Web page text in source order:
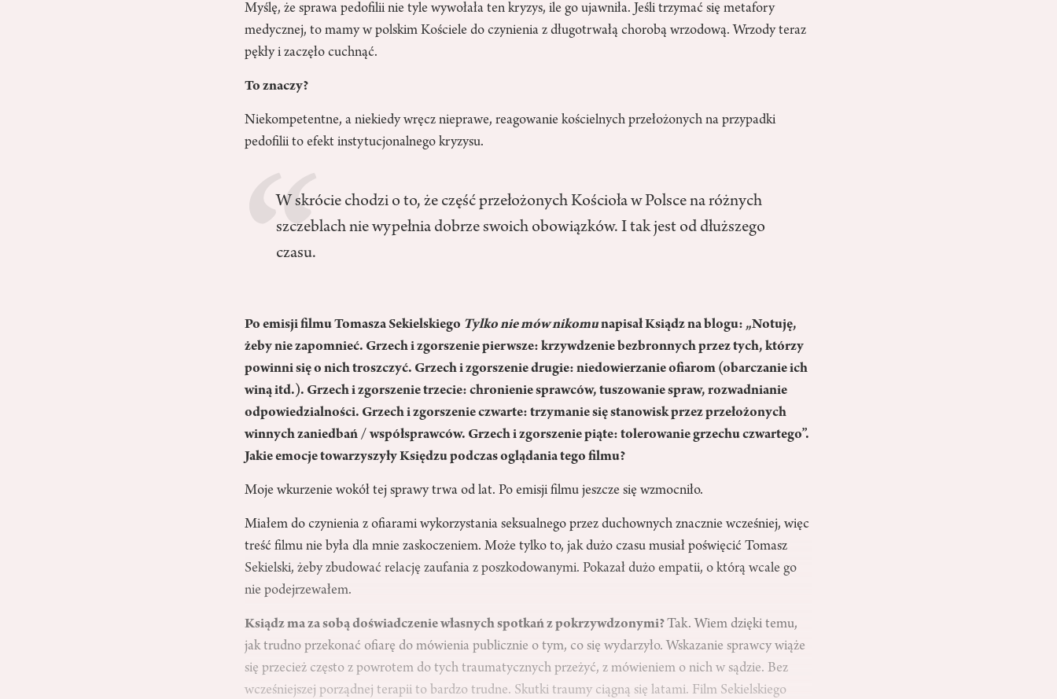
Myślę, że sprawa pedofilii nie tyle wywołała ten kryzys, ile go ujawniła. Jeśli trzymać się metafory
medycznej, to mamy w polskim Kościele do czynienia z długotrwałą chorobą wrzodową. Wrzody teraz
pękły i zaczęło cuchnąć.
To znaczy?
Niekompetentne, a niekiedy wręcz nieprawe, reagowanie kościelnych przełożonych na przypadki
pedofilii to efekt instytucjonalnego kryzysu.
W skrócie chodzi o to, że część przełożonych Kościoła w Polsce na różnych
szczeblach nie wypełnia dobrze swoich obowiązków. I tak jest od dłuższego
czasu.
Po emisji filmu Tomasza Sekielskiego Tylko nie mów nikomunapisał Ksiądz na blogu: „Notuję,
żeby nie zapomnieć. Grzech i zgorszenie pierwsze: krzywdzenie bezbronnych przez tych, którzy
powinni się o nich troszczyć. Grzech i zgorszenie drugie: niedowierzanie ofiarom (obarczanie ich
winą itd.). Grzech i zgorszenie trzecie: chronienie sprawców, tuszowanie spraw, rozwadnianie
odpowiedzialności. Grzech i zgorszenie czwarte: trzymanie się stanowisk przez przełożonych
winnych zaniedbań / współsprawców. Grzech i zgorszenie piąte: tolerowanie grzechu czwartego”.
Jakie emocje towarzyszyły Księdzu podczas oglądania tego filmu?
Moje wkurzenie wokół tej sprawy trwa od lat. Po emisji filmu jeszcze się wzmocniło.
Miałem do czynienia z ofiarami wykorzystania seksualnego przez duchownych znacznie wcześniej, więc
treść filmu nie była dla mnie zaskoczeniem. Może tylko to, jak dużo czasu musiał poświęcić Tomasz
Sekielski, żeby zbudować relację zaufania z poszkodowanymi. Pokazał dużo empatii, o którą wcale go
nie podejrzewałem.
Ksiądz ma za sobą doświadczenie własnych spotkań z pokrzywdzonymi?Tak. Wiem dzięki temu,
jak trudno przekonać ofiarę do mówienia publicznie o tym, co się wydarzyło. Wskazanie sprawcy wiąże
się przecież często z powrotem do tych traumatycznych przeżyć, z mówieniem o nich w sądzie. Bez
wcześniejszej porządnej terapii to bardzo trudne. Skutki traumy ciągną się latami. Film Sekielskiego